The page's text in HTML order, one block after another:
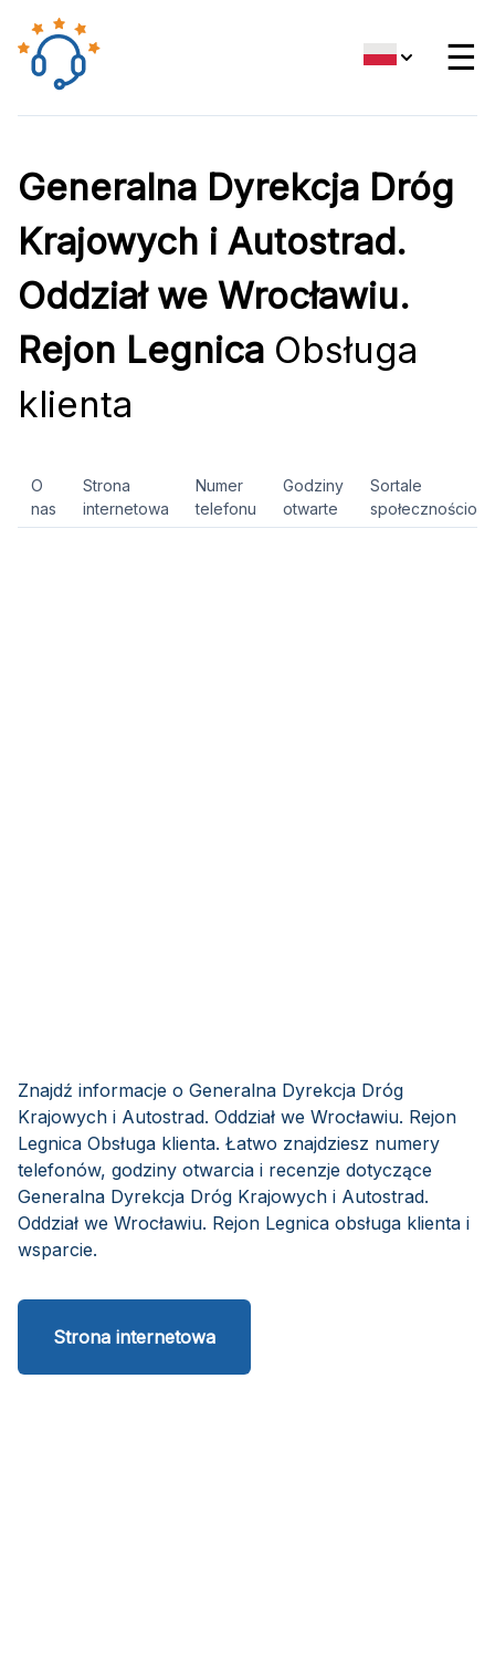
☰
Generalna Dyrekcja Dróg
Krajowych i Autostrad.
Oddział we Wrocławiu.
Rejon Legnica Obsługa
klienta
O
nas
Strona
internetowa
Numer
telefonu
Godziny
otwarte
Sortale
Znajdź informacje o Generalna Dyrekcja Dróg
Krajowych i Autostrad. Oddział we Wrocławiu. Rejon
Legnica Obsługa klienta. Łatwo znajdziesz numery
telefonów, godziny otwarcia i recenzje dotyczące
Generalna Dyrekcja Dróg Krajowych i Autostrad.
Oddział we Wrocławiu. Rejon Legnica obsługa klienta i
wsparcie.
Strona internetowa